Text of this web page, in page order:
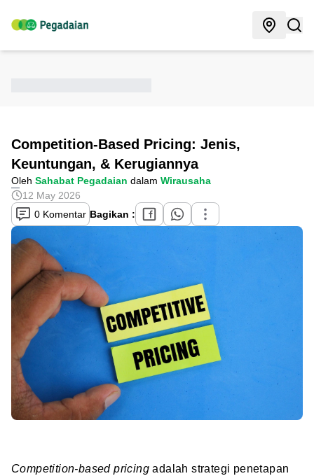
Competition-Based Pricing: Jenis,
Keuntungan, & Kerugiannya
Oleh Sahabat Pegadaian dalam Wirausaha
12 May 2026
0 Komentar Bagikan :
Competition-based pricingadalah strategi penetapan